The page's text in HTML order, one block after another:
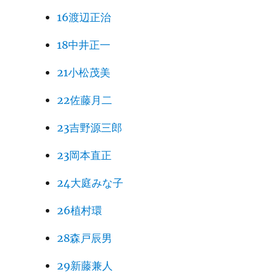
16渡辺正治
18中井正一
21小松茂美
22佐藤月二
23吉野源三郎
23岡本直正
24大庭みな子
26植村環
28森戸辰男
29新藤兼人